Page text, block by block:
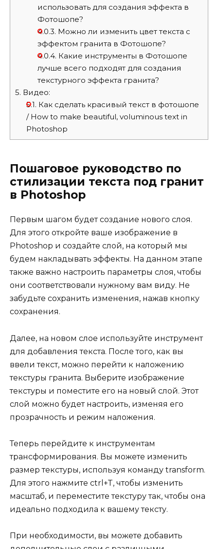
использовать для создания эффекта в
Фотошопе?
4.0.3. Можно ли изменить цвет текста с
эффектом гранита в Фотошопе?
4.0.4. Какие инструменты в Фотошопе
лучше всего подходят для создания
текстурного эффекта гранита?
5. Видео:
5.1. Как сделать красивый текст в фотошопе
/ How to make beautiful, voluminous text in
Photoshop
Пошаговое руководство по
стилизации текста под гранит
в Photoshop
Первым шагом будет создание нового слоя.
Для этого откройте ваше изображение в
Photoshop и создайте слой, на который мы
будем накладывать эффекты. На данном этапе
также важно настроить параметры слоя, чтобы
они соответствовали нужному вам виду. Не
забудьте сохранить изменения, нажав кнопку
сохранения.
Далее, на новом слое используйте инструмент
для добавления текста. После того, как вы
ввели текст, можно перейти к наложению
текстуры гранита. Выберите изображение
текстуры и поместите его на новый слой. Этот
слой можно будет настроить, изменяя его
прозрачность и режим наложения.
Теперь перейдите к инструментам
трансформирования. Вы можете изменить
размер текстуры, используя команду transform.
Для этого нажмите ctrl+T, чтобы изменить
масштаб, и переместите текстуру так, чтобы она
идеально подходила к вашему тексту.
При необходимости, вы можете добавить